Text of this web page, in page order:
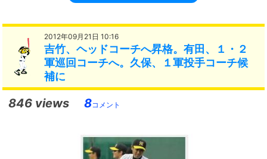
2012年09月21日 10:16
吉竹、ヘッドコーチへ昇格。有田、１・２
軍巡回コーチへ。久保、１軍投手コーチ候
補に
846 views 8コメント